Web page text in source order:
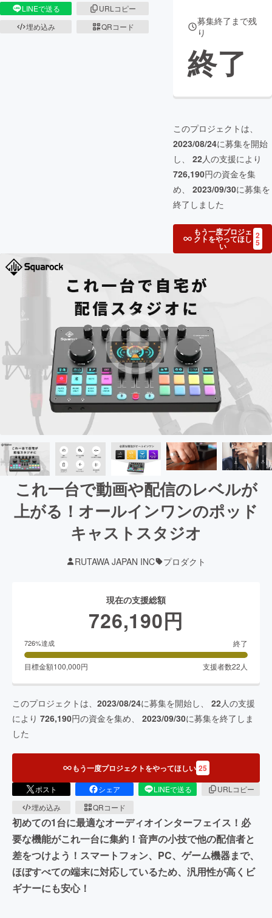
LINEで送る
URLコピー
埋め込み
QRコード
募集終了まで残
り
終了
このプロジェクトは、
2023/08/24に募集を開始
し、 22人の支援により
726,190円の資金を集
め、 2023/09/30に募集を
終了しました
もう一度プロジェ
クトをやってほし
い
2
5
これ一台で動画や配信のレベルが
上がる！オールインワンのポッド
キャストスタジオ
RUTAWA JAPAN INC プロダクト
現在の支援総額
726,190円
726%達成 終了
目標金額100,000円 支援者数22 人
このプロジェクトは、 2023/08/24に募集を開始し、 22人の支援
により 726,190円の資金を集め、 2023/09/30に募集を終了しま
した
もう一度プロジェクトをやってほしい 25
ポスト シェア LINEで送る
URLコピー
埋め込み
QRコード
初めての1台に最適なオーディオインターフェイス！必
要な機能がこれ一台に集約！音声の小技で他の配信者と
差をつけよう！スマートフォン、PC、ゲーム機器まで、
ほぼすべての端末に対応しているため、汎用性が高くビ
ギナーにも安心！